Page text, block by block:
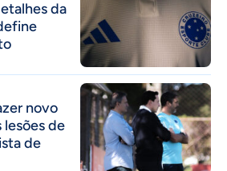
da
novo
de
de